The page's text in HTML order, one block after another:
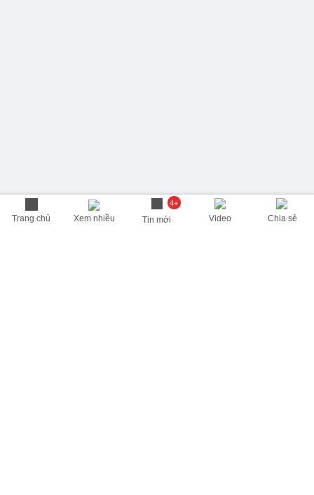
Trang chủ Xem nhiều
4+
Tin mới Video Chia sẻ